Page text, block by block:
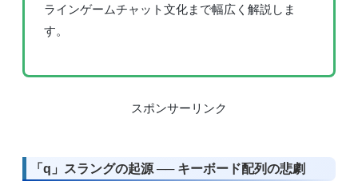
ラインゲームチャット文化まで幅広く解説しま
す。
スポンサーリンク
「q」スラングの起源 ── キーボード配列の悲劇